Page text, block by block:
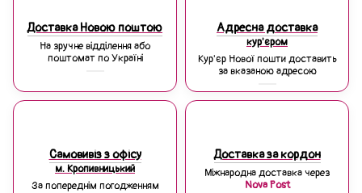
Доставка Новою поштою
На зручне відділення або
поштомат по Україні
Адресна доставка
кур'єром
Кур'єр Нової пошти доставить
за вказаною адресою
Самовивіз з офісу
м. Кропивницький
За попереднім погодженням
Доставка за кордон
Міжнародна доставка через
Nova Post